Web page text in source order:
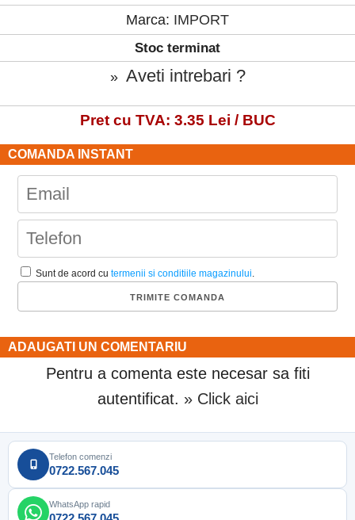
Marca: IMPORT
Stoc terminat
» Aveti intrebari ?
Pret cu TVA: 3.35 Lei / BUC
COMANDA INSTANT
Sunt de acord cutermenii si conditiile magazinului
ADAUGATI UN COMENTARIU
Pentru a comenta este necesar sa fiti
autentificat. » Click aici
Telefon comenzi
0722.567.045
WhatsApp rapid